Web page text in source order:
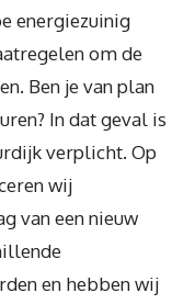
energiezuinig
om de
Ben je van plan
In dat geval is
verplicht. Op
wij
van een nieuw
en hebben wij